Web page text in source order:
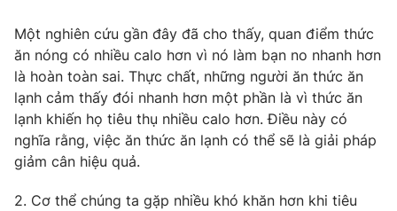
Thị trường
Tư vấn
Lịch phát sóng
Chuyên mục khác
Emagazine Podcast
Một nghiên cứu gần đây đã cho thấy, quan điểm thức
ăn nóng có nhiều calo hơn vì nó làm bạn no nhanh hơn
là hoàn toàn sai. Thực chất, những người ăn thức ăn
lạnh cảm thấy đói nhanh hơn một phần là vì thức ăn
lạnh khiến họ tiêu thụ nhiều calo hơn. Điều này có
nghĩa rằng, việc ăn thức ăn lạnh có thể sẽ là giải pháp
giảm cân hiệu quả.
2. Cơ thể chúng ta gặp nhiều khó khăn hơn khi tiêu